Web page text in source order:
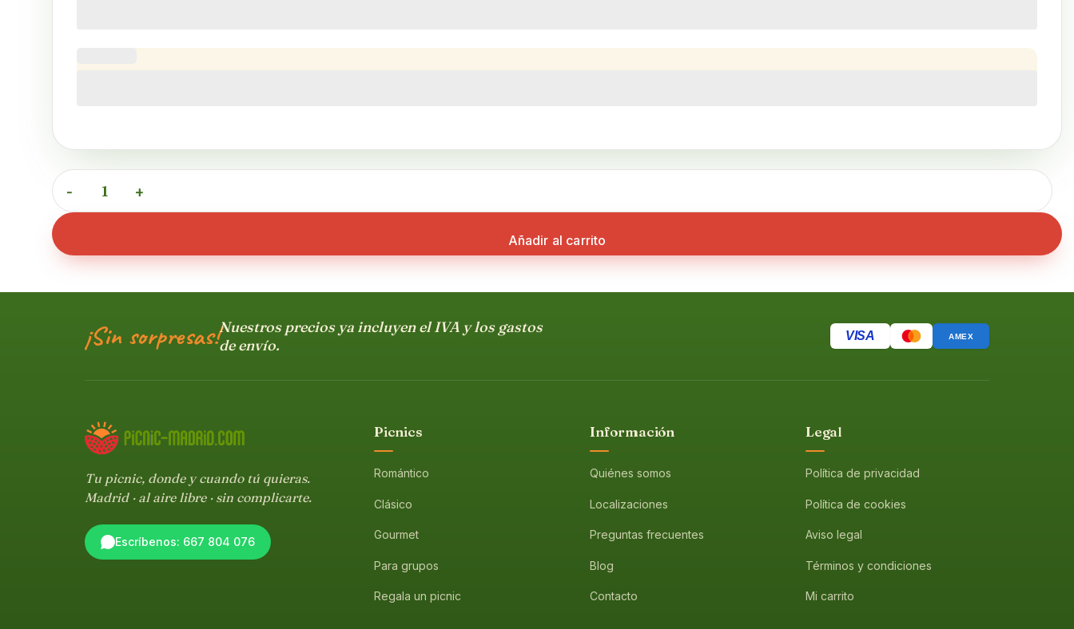
Picnic Retiro 9 de Agosto cantidad
Añadir al carrito
¡Sin sorpresas!Nuestros precios ya incluyen el IVA y los gastos
de envío.
VISA AMEX
Tu picnic, donde y cuando tú quieras.
Madrid · al aire libre · sin complicarte.
Escríbenos: 667 804 076
Picnics
Romántico
Clásico
Gourmet
Para grupos
Regala un picnic
Información
Quiénes somos
Localizaciones
Preguntas frecuentes
Blog
Contacto
Legal
Política de privacidad
Política de cookies
Aviso legal
Términos y condiciones
Mi carrito